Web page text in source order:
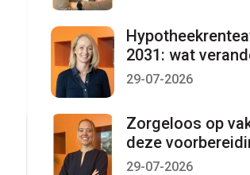
2031: wat
mogelijk?
29-07-2026
Zorgeloos op
deze
u met een gerust
29-07-2026